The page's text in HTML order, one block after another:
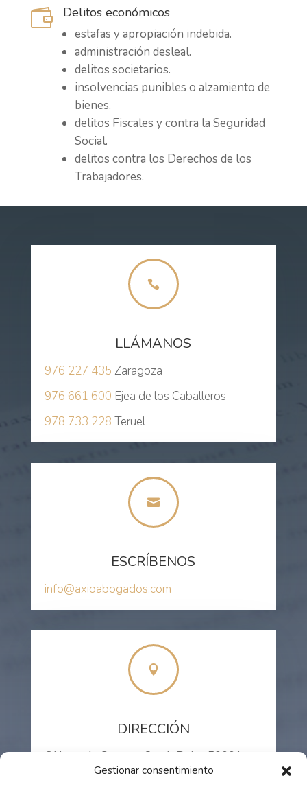
Gestionar consentimiento
 Delitos económicos
estafas y apropiación indebida.
administración desleal.
delitos societarios.
insolvencias punibles o alzamiento de
bienes.
delitos Fiscales y contra la Seguridad
Social.
delitos contra los Derechos de los
Trabajadores.

LLÁMANOS
976 227 435 Zaragoza
976 661 600 Ejea de los Caballeros
978 733 228 Teruel

ESCRÍBENOS
info@axioabogados.com

DIRECCIÓN
C/ Joaquín Costa nº 8 – 4º Dcha. 50001-